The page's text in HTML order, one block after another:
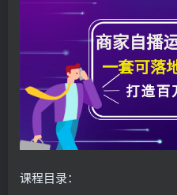
课程目录：